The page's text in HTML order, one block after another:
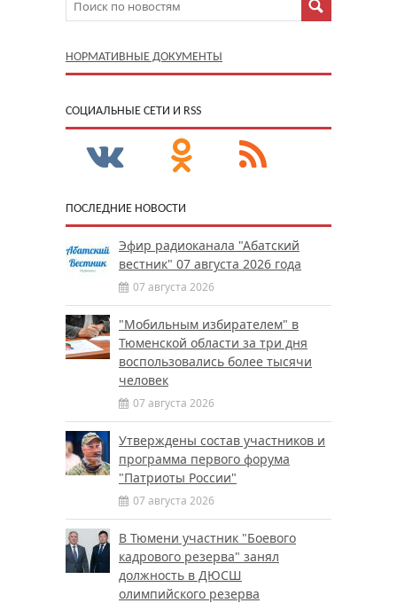
НОРМАТИВНЫЕ ДОКУМЕНТЫ
CОЦИАЛЬНЫЕ СЕТИ И RSS
ПОСЛЕДНИЕ НОВОСТИ
Эфир радиоканала "Абатский
вестник" 07 августа 2026 года
07 августа 2026
"Мобильным избирателем" в
Тюменской области за три дня
воспользовались более тысячи
человек
07 августа 2026
Утверждены состав участников и
программа первого форума
"Патриоты России"
07 августа 2026
В Тюмени участник "Боевого
кадрового резерва" занял
должность в ДЮСШ
олимпийского резерва